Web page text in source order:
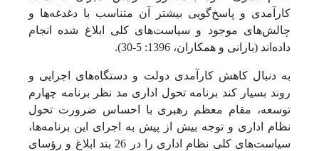
کارآمدی و پاسخ‌گویی بیشتر آن متناسب با دغدغه‌ها و
چالش‌های موجود و سیاست‌های کلی ابلاغ شده انجام
داده‌اند (بارانی و همکاران، 1396: 5-30).
به دنبال کاهش کارآمدی دولت و دستگاه‌های اجرایی و
روند بسیار کند برنامه تحول اداری مد نظر برنامه چهارم
توسعه، مقام معظم رهبری با احساس ضرورت تحول
نظام اداری و توجه بیش ‌از پیش به اجرای این برنامه‌ها،
سیاست‌های کلی نظام اداری را در 26 بند ابلاغ و رؤسای